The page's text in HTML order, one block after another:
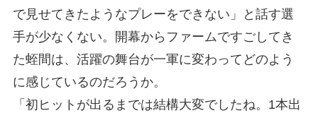
で見せてきたようなプレーをできない」と話す選
手が少なくない。開幕からファームですごしてき
た蛭間は、活躍の舞台が一軍に変わってどのよう
に感じているのだろうか。
「初ヒットが出るまでは結構大変でしたね。1本出